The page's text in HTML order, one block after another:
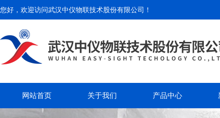
您好，欢迎访问武汉中仪物联技术股份有限公司 ！
网站首页 关于我们 产品中心